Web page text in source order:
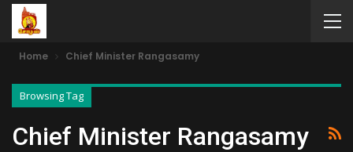
Home Chief Minister Rangasamy
Browsing Tag
Chief Minister Rangasamy